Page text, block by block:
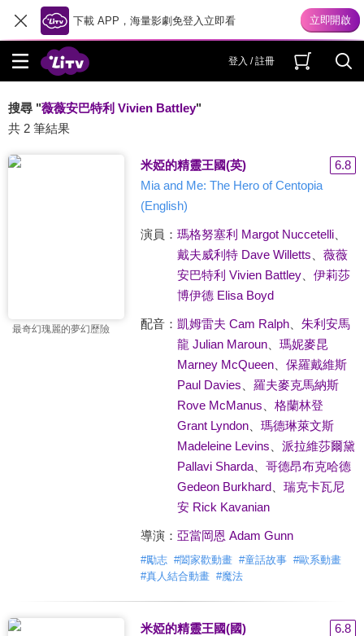
下載 APP，海量影劇免登入立即看
登入 / 註冊
搜尋 "薇薇安巴特利 Vivien Battley"
共 2 筆結果
最奇幻瑰麗的夢幻歷險
米婭的精靈王國(英)
6.8
Mia and Me: The Hero of Centopia
(English)
演員： 瑪格努塞利 Margot Nuccetelli、
戴夫威利特 Dave Willetts
薇薇
安巴特利 Vivien Battley、 伊莉莎
博伊德 Elisa Boyd
配音： 凱姆雷夫 Cam Ralph、 朱利安馬
龍 Julian Maroun、 瑪妮麥昆
Marney McQueen、 保羅戴維斯
Paul Davies
羅夫麥克馬納斯
Rove McManus
格蘭林登
Grant Lyndon、 瑪德琳萊文斯
Madeleine Levins
派拉維莎爾黛
Pallavi Sharda、 哥德昂布克哈德
Gedeon Burkhard、 瑞克卡瓦尼
安 Rick Kavanian
導演： 亞當岡恩 Adam Gunn
#勵志 #闔家歡動畫 #童話故事 #歐系動畫
#真人結合動畫 #魔法
米婭的精靈王國(國)
6.8